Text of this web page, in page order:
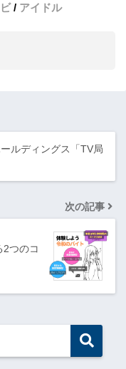
アイドル
ルディングス「TV局
次の記事
2つのコ